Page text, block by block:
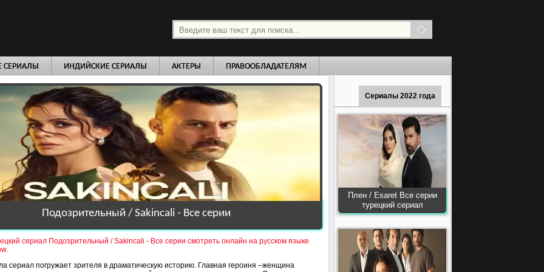
СЕРИАЛЫ ИНДИЙСКИЕ СЕРИАЛЫ АКТЕРЫ ПРАВООБЛАДАТЕЛЯМ
Сериалы 2022 года
Плен / Esaret Все серии
турецкий сериал
Подозрительный / Sakincali - Все серии
сериал Подозрительный / Sakincali - Все серии смотреть онлайн на русском языке
сериал погружает зрителя в драматическую историю. Главная героиня –женщина